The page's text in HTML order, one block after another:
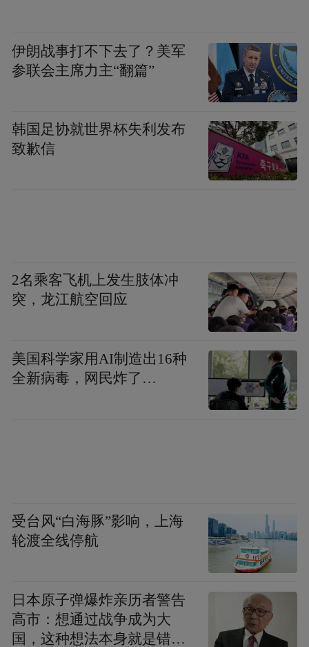
滴眼液不是越贵越好,也不是越“凉”越爽。当
眼睛出现疲劳、模糊时,不要盲目购买“网红”
眼药水。先尝试休息、热敷、远眺;如果症状
持续或加重(如明显疼痛、怕光、分泌物增
科学护眼,从选对一瓶滴眼液开始。
仅供参考，不作买卖依据。
伊朗战事打不下去了？美军
参联会主席力主“翻篇”
韩国足协就世界杯失利发布
致歉信
2名乘客飞机上发生肢体冲
突，龙江航空回应
美国科学家用AI制造出16种
全新病毒，网民炸了…
受台风“白海豚”影响，上海
轮渡全线停航
日本原子弹爆炸亲历者警告
高市：想通过战争成为大
国，这种想法本身就是错误